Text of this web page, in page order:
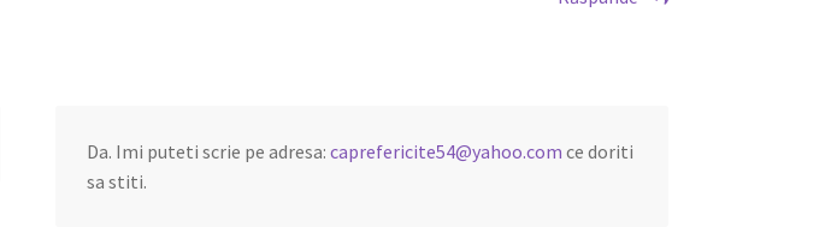
Da. Imi puteti scrie pe adresa:caprefericite54@yahoo.com ce doriti
sa stiti.